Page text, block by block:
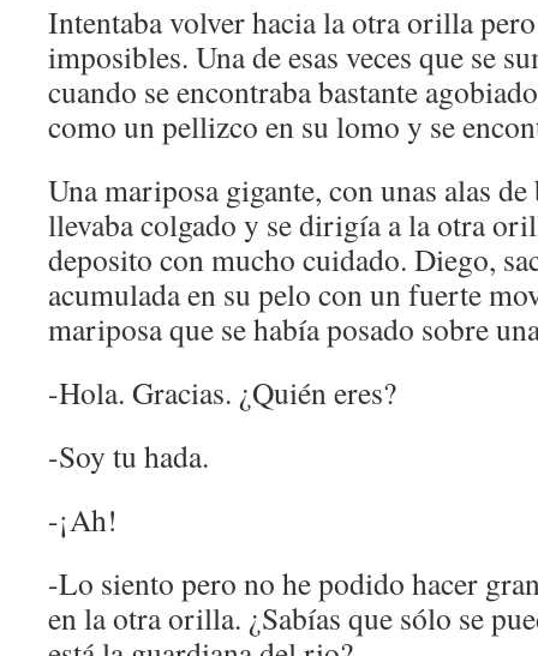
Intentaba volver hacia la otra orilla
imposibles. Una de esas veces que se
cuando se encontraba bastante
como un pellizco en su lomo y se
Una mariposa gigante, con unas alas
llevaba colgado y se dirigía a la otra
deposito con mucho cuidado. Diego,
acumulada en su pelo con un fuerte
mariposa que se había posado sobre
-Hola. Gracias. ¿Quién eres?
-Soy tu hada.
-¡Ah!
-Lo siento pero no he podido hacer
en la otra orilla. ¿Sabías que sólo se